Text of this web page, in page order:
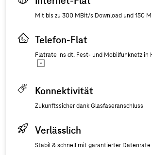
Mit bis zu 300 MBit/s Download und 150
Telefon-Flat
Flatrate ins dt. Fest- und Mobilfunknetz in
Konnektivität
Zukunftssicher dank Glasfaseranschluss
Verlässlich
Stabil & schnell mit garantierter Datenrate